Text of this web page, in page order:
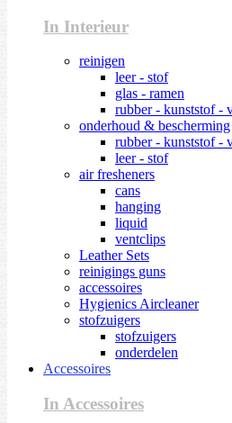
In Interieur
reinigen
leer - stof
glas - ramen
rubber - kunststof -
onderhoud & bescherming
rubber - kunststof -
leer - stof
air fresheners
cans
hanging
liquid
ventclips
Leather Sets
reinigings guns
accessoires
Hygienics Aircleaner
stofzuigers
stofzuigers
onderdelen
Accessoires
In Accessoires